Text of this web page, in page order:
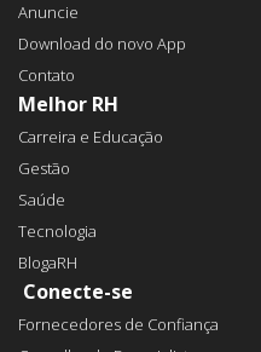
Anuncie
Download do novo App
Contato
Melhor RH
Carreira e Educação
Gestão
Saúde
Tecnologia
BlogaRH
Conecte-se
Fornecedores de Confiança